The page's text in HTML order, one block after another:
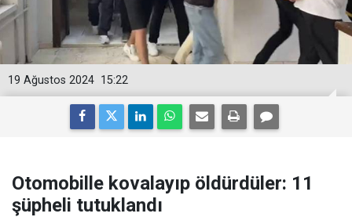
15:22
19 Ağustos 2024
Otomobille kovalayıp öldürdüler: 11
şüpheli tutuklandı